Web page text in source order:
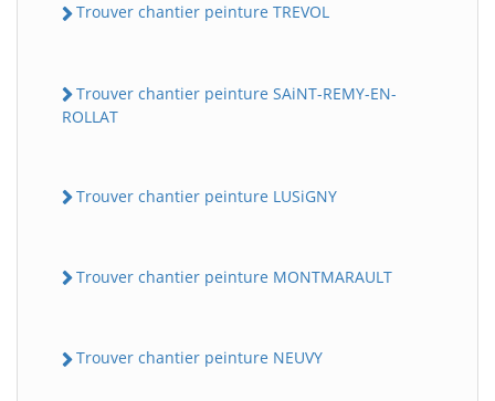
Trouver chantier peinture TREVOL
Trouver chantier peinture SAiNT-REMY-EN-
ROLLAT
Trouver chantier peinture LUSiGNY
Trouver chantier peinture MONTMARAULT
Trouver chantier peinture NEUVY